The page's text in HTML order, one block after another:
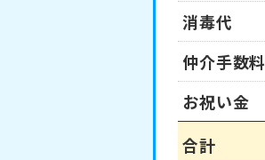
消毒代
仲介手数料
お祝い金
合計